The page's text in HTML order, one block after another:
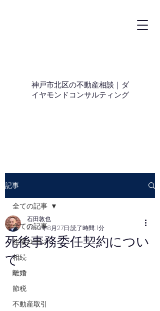
神戸市北区の不動産相談｜ダ
イヤモンドコンサルティング
記事
全ての記事
住宅ローン
相続
離婚
節税
不動産取引
全ての記事
死後事務委任契約につい
て
石田敦也
2023年8月27日 読了時間: 1分